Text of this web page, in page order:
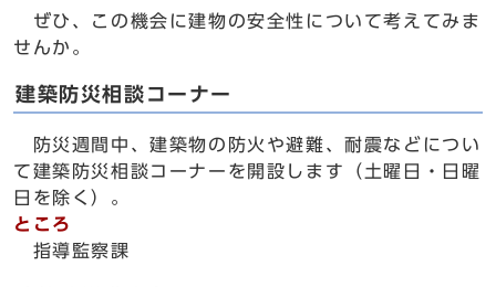
ぜひ、この機会に建物の安全性について考えてみま
せんか。
建築防災相談コーナー
防災週間中、建築物の防火や避難、耐震などについ
て建築防災相談コーナーを開設します（土曜日・日曜
日を除く）。
ところ
指導監察課